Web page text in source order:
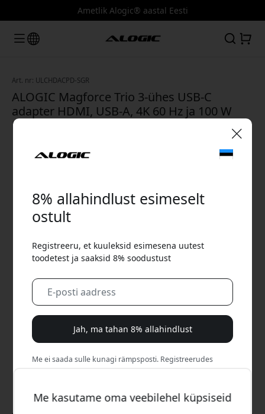
Ametlik Alogic® aastal Eesti
Art. nr: ULCHDACPD-SGR
ALOGIC Magforce Trio 3-ühes USB-C
adapter HDMI, USB-A, 4K 60 Hz ja 100 W
Power Delivery läbiv edastus - Kosmosehall
Me kasutame oma veebilehel küpsiseid
8% allahindlust esimeselt
ostult
Registreeru, et kuuleksid esimesena uutest
toodetest ja saaksid 8% soodustust
Jah, ma tahan 8% allahindlust
Me ei saada sulle kunagi rämpsposti. Registreerudes
🎉 Sinu sooduskood:
Kasuta seda koodi kassas, et saada 8%
allahindlust.